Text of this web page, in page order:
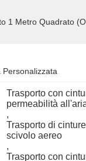
1 Metro Quadrato
Personalizzata
Trasporto con
permeabilità
,
Trasporto di
scivolo aereo
,
Trasporto con